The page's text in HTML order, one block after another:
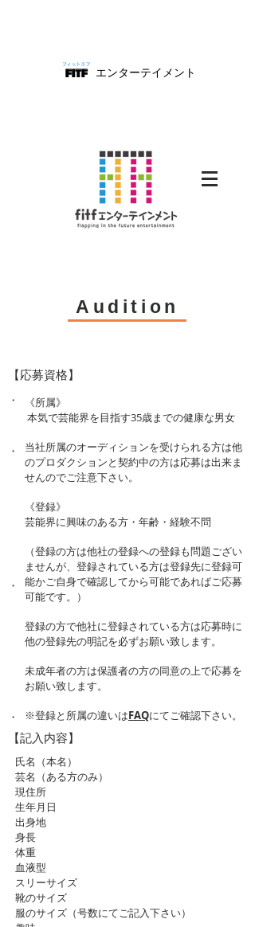
fitf エンターテイメント
Audition
【応募資格】
《所属》
本気で芸能界を目指す35歳までの健康な男女
当社所属のオーディションを受けられる方は他
のプロダクションと契約中の方は応募は出来ま
せんのでご注意下さい。
《登録》
芸能界に興味のある方・年齢・経験不問
（登録の方は他社の登録への登録も問題ござい
ませんが、登録されている方は登録先に登録可
能かご自身で確認してから可能であればご応募
可能です。）
登録の方で他社に登録されている方は応募時に
他の登録先の明記を必ずお願い致します。
未成年者の方は保護者の方の同意の上で応募を
お願い致します。
※登録と所属の違いはFAQにてご確認下さい。
・
・
・
・
【記入内容】
氏名（本名）
芸名（ある方のみ）
現住所
生年月日
出身地
身長
体重
血液型
スリーサイズ
靴のサイズ
服のサイズ（号数にてご記入下さい）